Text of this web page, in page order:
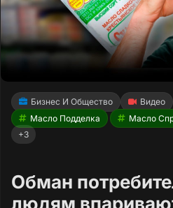
Бизнес И Общество Видео
Масло Подделка
Масло
+3
Обман
людям